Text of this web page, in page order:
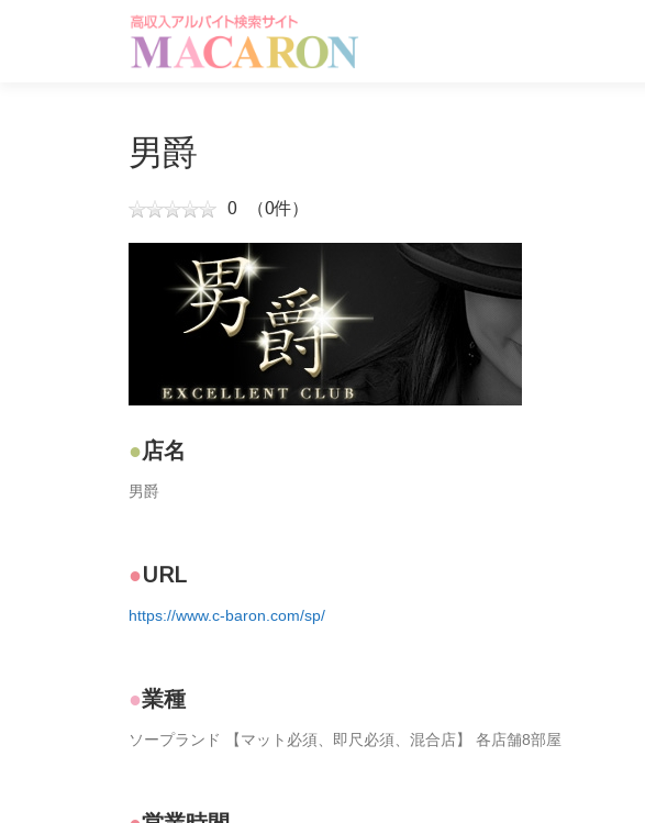
男爵
0 （0件）
店名
男爵
URL
https://www.c-baron.com/sp/
業種
ソープランド 【マット必須、即尺必須、混合店】 各店舗8部屋